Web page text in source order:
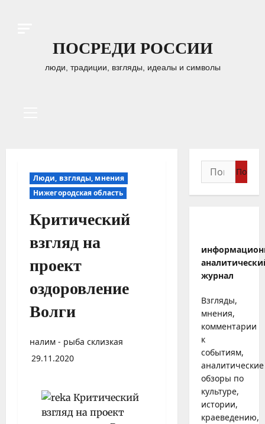
ПОСРЕДИ РОССИИ
люди, традиции, взгляды, идеалы и символы
Люди, взгляды, мнения
Нижегородская область
Критический
взгляд на
проект
оздоровление
Волги
налим - рыба склизкая
29.11.2020
Найти:
журнал
Взгляды,
мнения,
комментарии
к
событиям,
аналитические
обзоры по
культуре,
истории,
краеведению,